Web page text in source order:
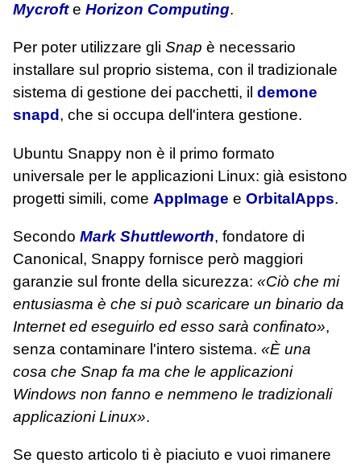
Mycrofte Horizon Computing.
Per poter utilizzare gli Snap è necessario
installare sul proprio sistema, con il tradizionale
sistema di gestione dei pacchetti, il demone
snapd , che si occupa dell'intera gestione.
Ubuntu Snappy non è il primo formato
universale per le applicazioni Linux: già esistono
progetti simili, come AppImage e OrbitalApps.
Secondo Mark Shuttleworth, fondatore di
Canonical, Snappy fornisce però maggiori
garanzie sul fronte della sicurezza: «Ciò che mi
entusiasma è che si può scaricare un binario da
Internet ed eseguirlo ed esso sarà confinato»,
senza contaminare l'intero sistema. «È una
cosa che Snap fa ma che le applicazioni
Windows non fanno e nemmeno le tradizionali
applicazioni Linux».
Se questo articolo ti è piaciuto e vuoi rimanere